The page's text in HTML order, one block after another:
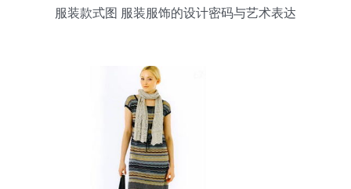
服装款式图 服装服饰的设计密码与艺术表达